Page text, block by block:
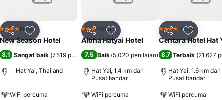
Kongsi Tambah ke favorit
4 BintangHotel
New Season Hotel
8.1 Sangat baik (7,519 penilaian)
Hat Yai, Thailand
WiFi percuma
Kongsi Tambah ke favorit
3 Bintang
Hotel
Aloha Hatyai Hotel
7.5 Baik (5,020 penilaian)
Hat Yai, 1.4 km dari
Pusat bandar
WiFi percuma
Kongsi Tambah
4 BintangHotel
Centara Hotel Hat
8.7 Terbaik (21,627
Hat Yai, 1.6 km dari
Pusat bandar
WiFi percuma